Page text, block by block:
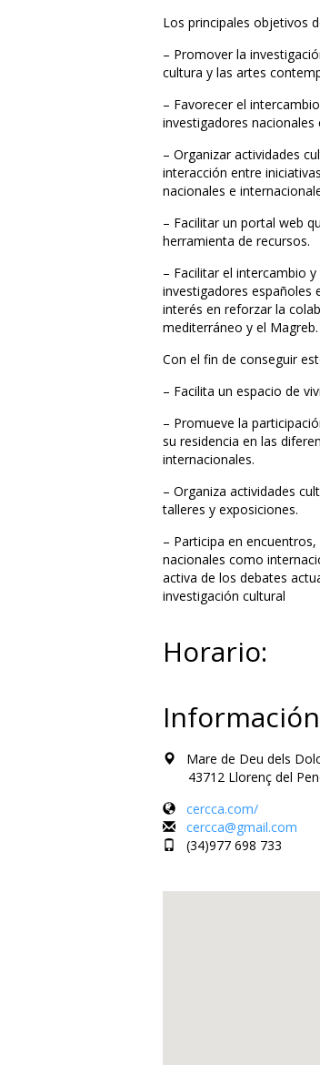
Los principales objetivos
– Promover la
cultura y las artes
– Favorecer el
investigadores nacionales
– Organizar actividades
interacción entre
nacionales e
– Facilitar un portal web
herramienta de recursos.
– Facilitar el intercambio
investigadores españoles
interés en reforzar la
mediterráneo y el Magreb.
Con el fin de conseguir
– Facilita un espacio de
– Promueve la
su residencia en las
internacionales.
– Organiza actividades
talleres y exposiciones.
– Participa en
nacionales como
activa de los debates
investigación cultural
Horario:
Mare de Deu dels
43712 Llorenç del
cercca.com/
cercca@gmail.com
(34)977 698 733